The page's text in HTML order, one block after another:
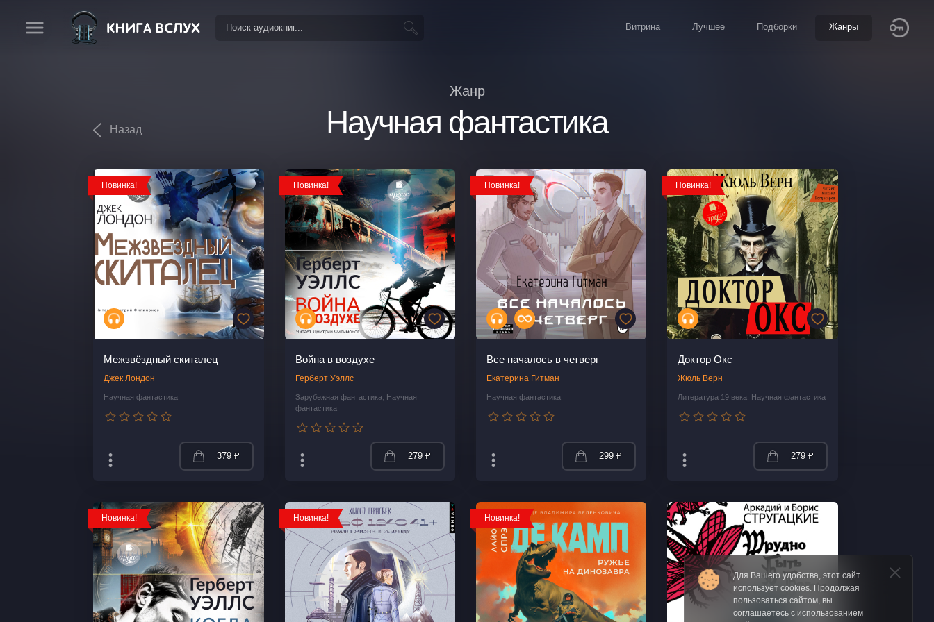
Витрина Лучшее Подборки Жанры
Жанр
Назад Научная фантастика
Новинка!
Межзвёздный скиталец
Джек Лондон
Научная фантастика
379 ₽
Новинка!
Война в воздухе
Герберт Уэллс
Зарубежная фантастика
Научная
фантастика
279 ₽
Новинка!
Все началось в четверг
Екатерина Гитман
Научная фантастика
299 ₽
Новинка!
Доктор Окс
Жюль Верн
Литература 19 века Научная фантастика
279 ₽
Новинка! Новинка! Новинка!
Для Вашего удобства, этот сайт
использует cookies. Продолжая
пользоваться сайтом, вы
соглашаетесь с использованием